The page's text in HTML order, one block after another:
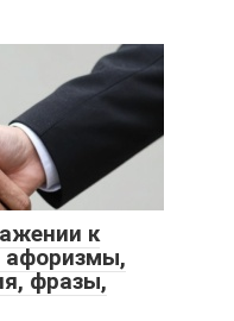
к
фразы,